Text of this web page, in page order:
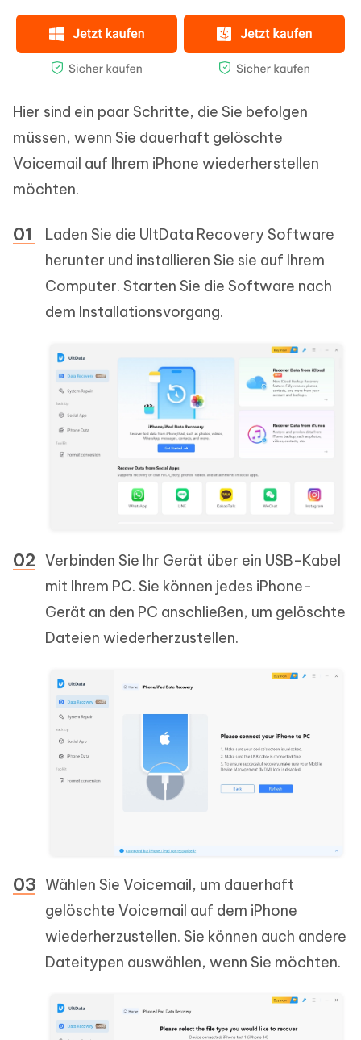
Hier sind ein paar Schritte, die Sie befolgen
müssen, wenn Sie dauerhaft gelöschte
Voicemail auf Ihrem iPhone wiederherstellen
möchten.
Laden Sie die UltData Recovery Software
herunter und installieren Sie sie auf Ihrem
Computer. Starten Sie die Software nach
dem Installationsvorgang.
Verbinden Sie Ihr Gerät über ein USB-Kabel
mit Ihrem PC. Sie können jedes iPhone-
Gerät an den PC anschließen, um gelöschte
Dateien wiederherzustellen.
Wählen Sie Voicemail, um dauerhaft
gelöschte Voicemail auf dem iPhone
wiederherzustellen. Sie können auch andere
Dateitypen auswählen, wenn Sie möchten.